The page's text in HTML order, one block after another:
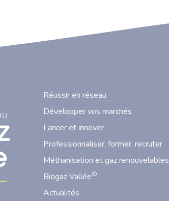
Réussir en réseau
Développer vos marchés
Lancer et innover
Professionnaliser, former, recruter
Méthanisation et gaz renouvelables
Biogaz Vallée®
Actualités